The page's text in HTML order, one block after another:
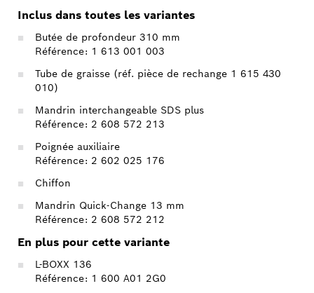
Inclus dans toutes les variantes
Butée de profondeur 310 mm
Référence: 1 613 001 003
Tube de graisse (réf. pièce de rechange 1 615 430
010)
Mandrin interchangeable SDS plus
Référence: 2 608 572 213
Poignée auxiliaire
Référence: 2 602 025 176
Chiffon
Mandrin Quick-Change 13 mm
Référence: 2 608 572 212
En plus pour cette variante
L-BOXX 136
Référence: 1 600 A01 2G0